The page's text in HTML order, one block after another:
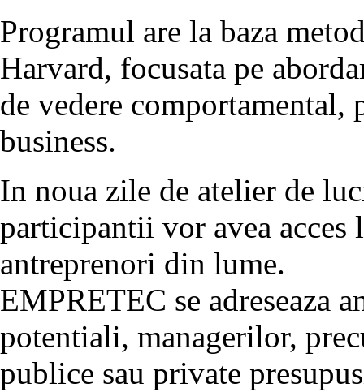
Programul are la baza
Harvard, focusata pe
de vedere comportamental,
business.
In noua zile de atelier de
participantii vor avea acces
antreprenori din lume.
EMPRETEC se adreseaza
potentiali, managerilor,
publice sau private